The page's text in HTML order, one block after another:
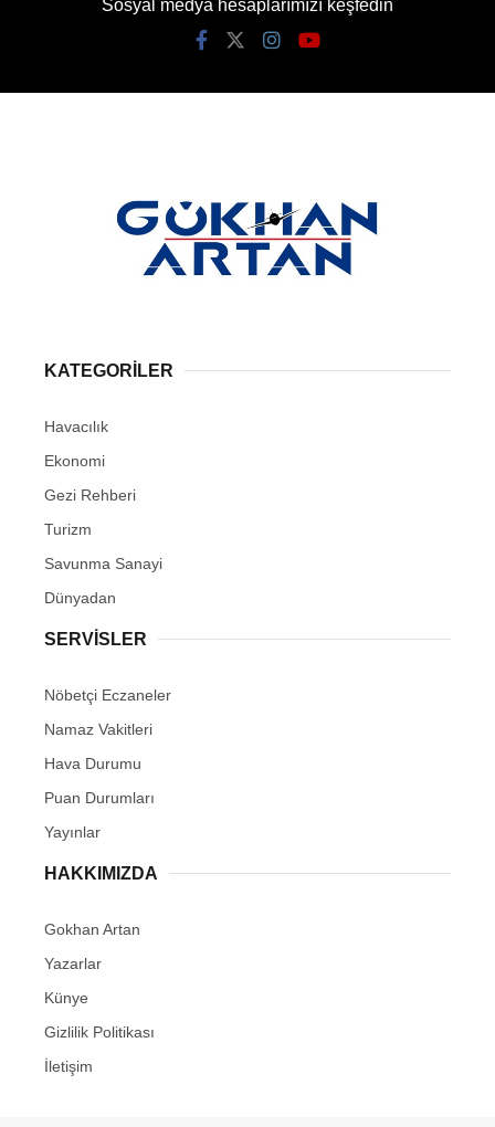
Sosyal medya hesaplarımızı keşfedin
KATEGORİLER
Havacılık
Ekonomi
Gezi Rehberi
Turizm
Savunma Sanayi
Dünyadan
SERVİSLER
Nöbetçi Eczaneler
Namaz Vakitleri
Hava Durumu
Puan Durumları
Yayınlar
HAKKIMIZDA
Gokhan Artan
Yazarlar
Künye
Gizlilik Politikası
İletişim